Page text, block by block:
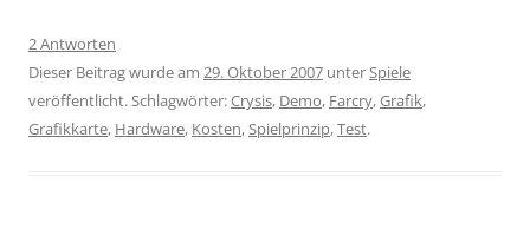
2 Antworten
Dieser Beitrag wurde am 29. Oktober 2007 unterSpiele
veröffentlicht. Schlagwörter:Crysis, Demo, Farcry,Grafik,
Grafikkarte, Hardware, Kosten,Spielprinzip,Test.